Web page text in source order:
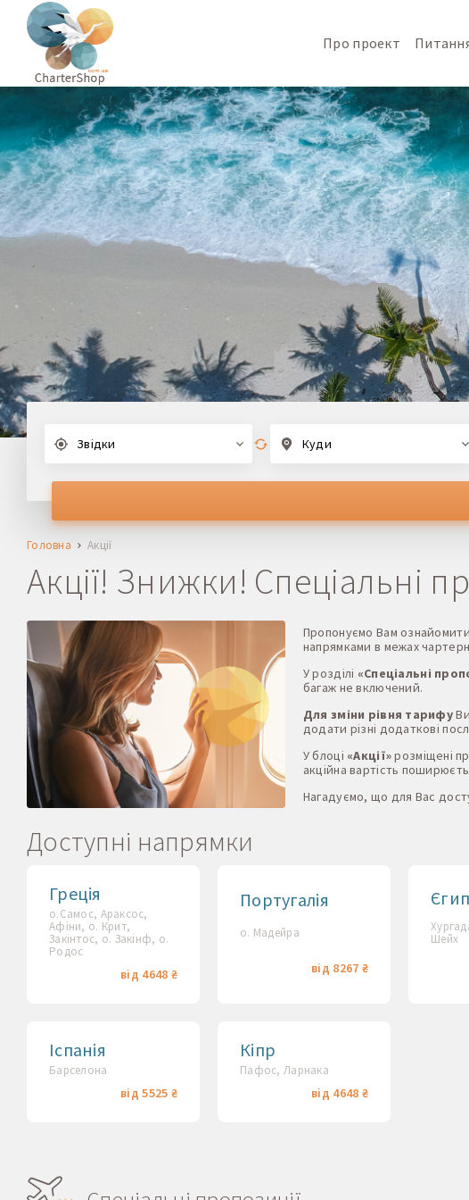
Про проект
Звідки Куди
Головна Акції
Акції! Знижки! Спеціальні
Пропонуємо Вам
напрямками в межах
У розділі «Спеціальні
багаж не включений.
Для зміни рівня тарифу
додати різні додаткові
У блоці «Акції»розміщені
акційна вартість
Нагадуємо, що для Вас
Доступні напрямки
Греція
о.Самос, Араксос,
Афіни, о. Крит,
Закінтос, о. Закінф, о.
Родос
від 4648 ₴
Португалія
о. Мадейра
від 8267 ₴
Шейх
Іспанія
Барселона
від 5525 ₴
Кіпр
Пафос, Ларнака
від 4648 ₴